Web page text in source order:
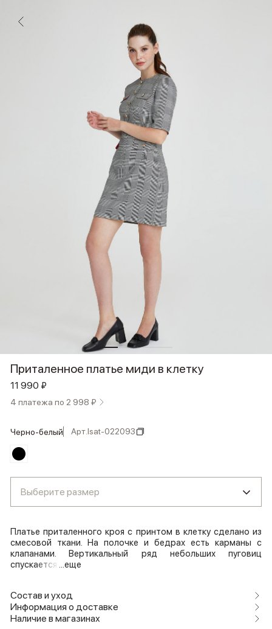
Приталенное платье миди в клетку
11 990 ₽
4 платежа по 2 998 ₽
черно-белый Арт.lsat-022093
Выберите размер
Платье приталенного кроя с принтом в клетку сделано из
смесовой ткани. На полочке и бедрах есть карманы с
клапанами. Вертикальный ряд небольших пуговиц
спускается ...еще
Состав и уход
Информация о доставке
Наличие в магазинах